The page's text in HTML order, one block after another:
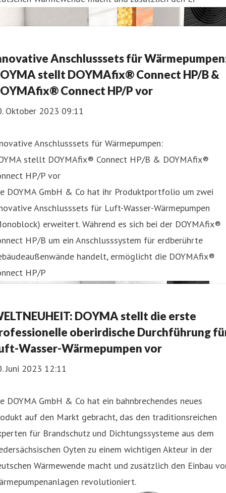
Anschlusssets für
stellt DOYMAfix® Connect HP/B &
Connect HP/P vor
Oktober 2023 09:11
Anschlusssets für Wärmepumpen:
stellt DOYMAfix® Connect HP/B & DOYMAfix®
HP/P vor
DOYMA GmbH & Co hat ihr Produktportfolio um zwei
Anschlusssets für Luft-Wasser-Wärmepumpen
erweitert. Während es sich bei der DOYMAfix®
HP/B um ein Anschlusssystem für erdberührte
handelt, ermöglicht die DOYMAfix®
HP/P
DOYMA stellt die erste
oberirdische Durchführung
Wasser-Wärmepumpen vor
Juni 2023 12:11
DOYMA GmbH & Co hat ein bahnbrechendes neues
auf den Markt gebracht, das den traditionsreichen
für Brandschutz und Dichtungssysteme aus dem
Oyten zu einem wichtigen Akteur in der
Wärmewende macht und zusätzlich den Einbau
revolutioniert.